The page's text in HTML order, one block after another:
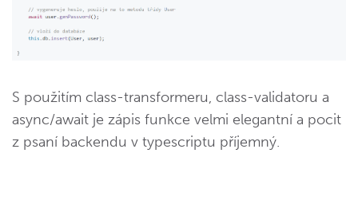
S použitím class-transformeru, class-validatoru a
async/await je zápis funkce velmi elegantní a pocit
z psaní backendu v typescriptu příjemný.